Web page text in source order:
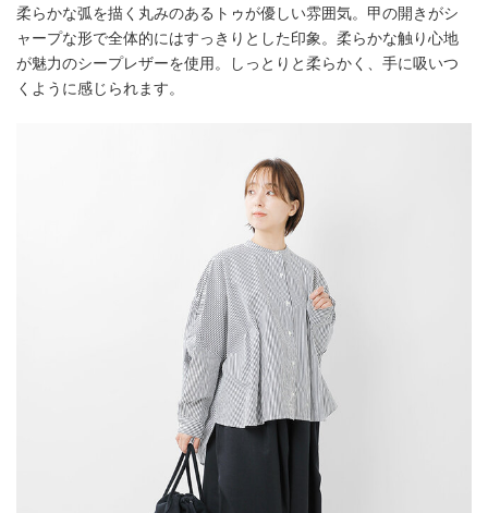
柔らかな弧を描く丸みのあるトゥが優しい雰囲気。甲の開きがシ
ャープな形で全体的にはすっきりとした印象。柔らかな触り心地
が魅力のシープレザーを使用。しっとりと柔らかく、手に吸いつ
くように感じられます。